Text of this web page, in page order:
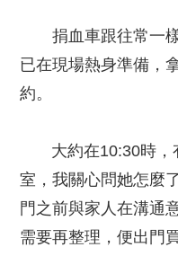
捐血車跟往常一樣
已在現場熱身準備，
約。
大約在10:30時，
室，我關心問她怎麼
門之前與家人在溝通
需要再整理，便出門